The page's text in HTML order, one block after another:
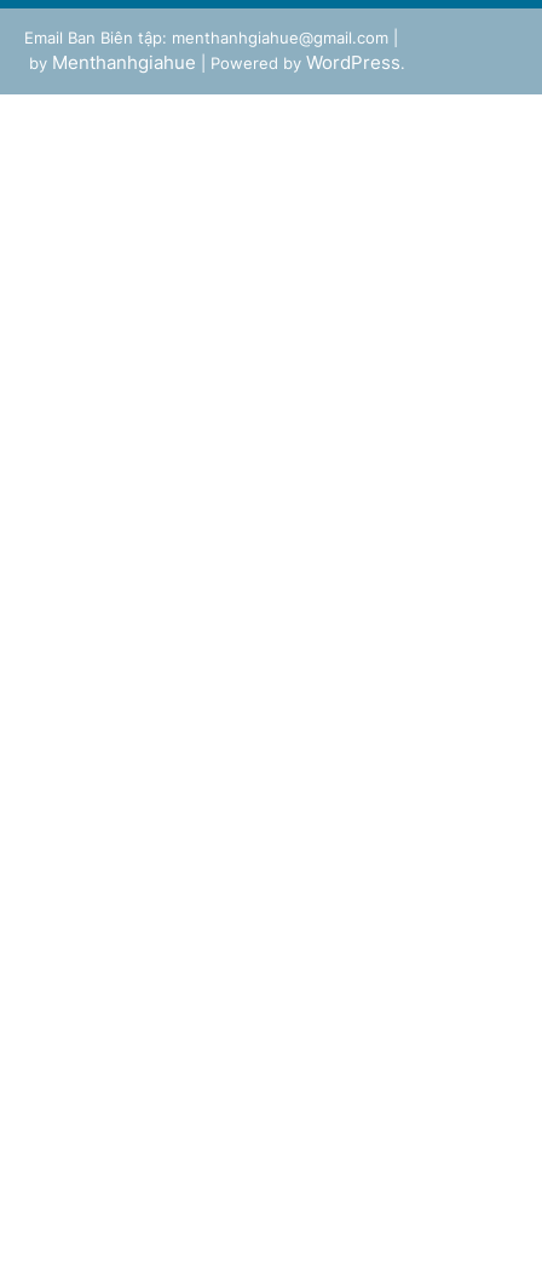
Email Ban Biên tập: menthanhgiahue@gmail.com |
by Menthanhgiahue | Powered by WordPress.